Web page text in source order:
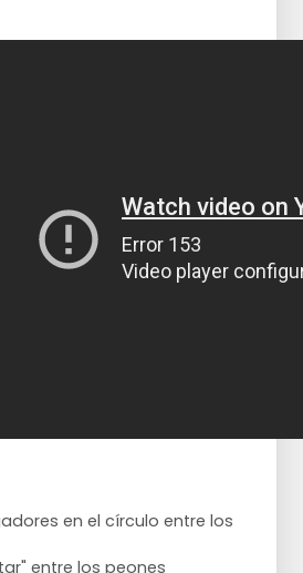
en el círculo entre los
entre los peones